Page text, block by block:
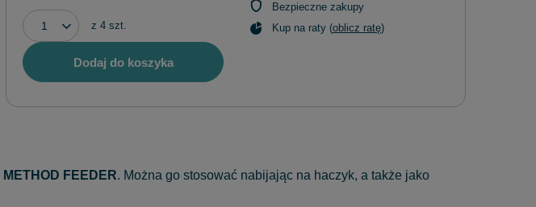
z 4 szt.
Dodaj do koszyka
Bezpieczne zakupy
Kup na raty (oblicz ratę)
METHOD FEEDER. Można go stosować nabijając na haczyk, a także jako